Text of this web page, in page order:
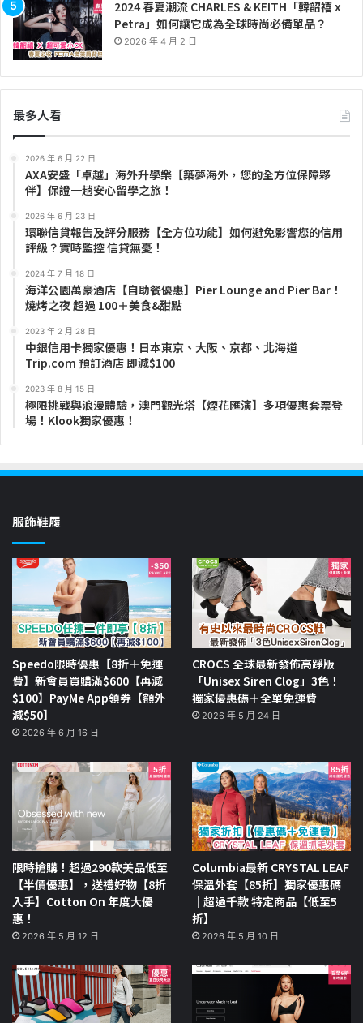
2024 春夏潮流 CHARLES & KEITH「韓韶禧 x
Petra」如何讓它成為全球時尚必備單品？
2026 年 4 月 2 日
最多人看
2026 年 6 月 22 日
AXA安盛「卓越」海外升學樂【築夢海外，您的全方位保障夥
伴】保證一趟安心留學之旅！
2026 年 6 月 23 日
環聯信貸報告及評分服務【全方位功能】如何避免影響您的信用
評級？實時監控 信貸無憂！
2024 年 7 月 18 日
海洋公園萬豪酒店【自助餐優惠】Pier Lounge and Pier Bar！
燒烤之夜 超過 100＋美食&甜點
2023 年 2 月 28 日
中銀信用卡獨家優惠！日本東京、大阪、京都、北海道
Trip.com 預訂酒店 即減$100
2023 年 8 月 15 日
極限挑戰與浪漫體驗，澳門觀光塔【煙花匯演】多項優惠套票登
場！Klook獨家優惠！
服飾鞋履
Speedo限時優惠【8折＋免運
費】新會員買購滿$600【再減
$100】PayMe App領券【額外
減$50】
2026 年 6 月 16 日
CROCS 全球最新發佈高踭版
「Unisex Siren Clog」3色！
獨家優惠碼＋全單免運費
2026 年 5 月 24 日
限時搶購！超過290款美品低至
【半價優惠】，送禮好物【8折
入手】Cotton On 年度大優
惠！
2026 年 5 月 12 日
Columbia最新 CRYSTAL LEAF
保溫外套【85折】獨家優惠碼
｜超過千款 特定商品【低至5
折】
2026 年 5 月 10 日